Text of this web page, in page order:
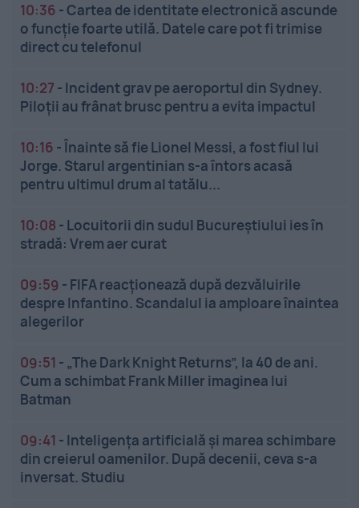
10:36 -Cartea de identitate electronică ascunde
o funcție foarte utilă. Datele care pot fi trimise
direct cu telefonul
10:27 - Incident grav pe aeroportul din Sydney.
Piloții au frânat brusc pentru a evita impactul
10:16 -Înainte să fie Lionel Messi, a fost fiul lui
Jorge. Starul argentinian s-a întors acasă
pentru ultimul drum al tatălu...
10:08 - Locuitorii din sudul Bucureștiului ies în
stradă: Vrem aer curat
09:59 - FIFA reacționează după dezvăluirile
despre Infantino. Scandalul ia amploare înaintea
alegerilor
09:51 - „The Dark Knight Returns”, la 40 de ani.
Cum a schimbat Frank Miller imaginea lui
Batman
09:41 - Inteligența artificială și marea schimbare
din creierul oamenilor. După decenii, ceva s-a
inversat. Studiu